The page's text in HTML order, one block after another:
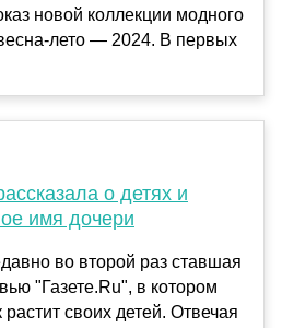
новой коллекции модного
лето — 2024. В первых
о детях и
имя дочери
во второй раз ставшая
"Газете.Ru", в котором
растит своих детей. Отвечая